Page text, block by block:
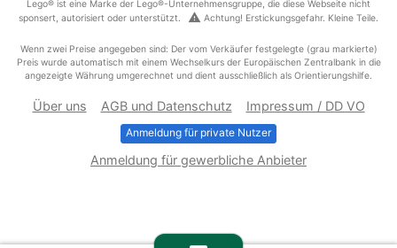
Lego® ist eine Marke der Lego®-Unternehmensgruppe, die diese Webseite nicht
sponsert, autorisiert oder unterstützt.
warning Achtung! Erstickungsgefahr. Kleine Teile.
Wenn zwei Preise angegeben sind: Der vom Verkäufer festgelegte (grau markierte)
Preis wurde automatisch mit einem Wechselkurs der Europäischen Zentralbank in die
angezeigte Währung umgerechnet und dient ausschließlich als Orientierungshilfe.
Über uns AGB und Datenschutz Impressum / DD VO
Anmeldung für private Nutzer
Anmeldung für gewerbliche Anbieter